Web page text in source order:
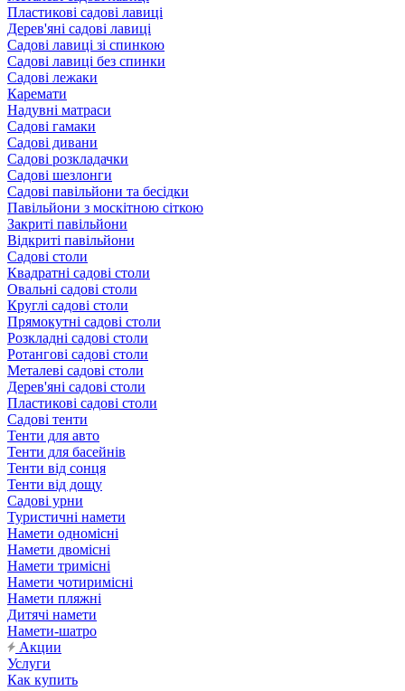
Пластикові садові лавиці
Дерев'яні садові лавиці
Садові лавиці зі спинкою
Садові лавиці без спинки
Садові лежаки
Каремати
Надувні матраси
Садові гамаки
Садові дивани
Садові розкладачки
Садові шезлонги
Садові павільйони та бесідки
Павільйони з москітною сіткою
Закриті павільйони
Відкриті павільйони
Садові столи
Квадратні садові столи
Овальні садові столи
Круглі садові столи
Прямокутні садові столи
Розкладні садові столи
Ротангові садові столи
Металеві садові столи
Дерев'яні садові столи
Пластикові садові столи
Садові тенти
Тенти для авто
Тенти для басейнів
Тенти від сонця
Тенти від дощу
Садові урни
Туристичні намети
Намети одномісні
Намети двомісні
Намети тримісні
Намети чотиримісні
Намети пляжні
Дитячі намети
Намети-шатро
Акции
Услуги
Как купить